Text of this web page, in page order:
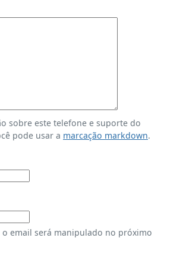
sobre este telefone e suporte do
pode usar a marcação markdown.
o email será manipulado no próximo